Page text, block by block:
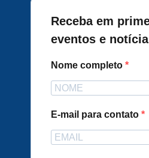
Receba em
eventos e
Nome completo
E-mail para contato